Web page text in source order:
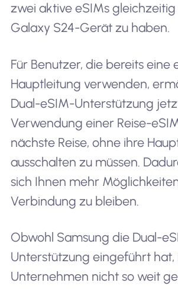
zwei aktive eSIMs
Galaxy S24-Gerät zu haben.
Für Benutzer, die bereits eine
Hauptleitung verwenden,
Dual-eSIM-Unterstützung
Verwendung einer Reise-
nächste Reise, ohne ihre
ausschalten zu müssen.
sich Ihnen mehr
Verbindung zu bleiben.
Obwohl Samsung die Dual-
Unterstützung eingeführt hat,
Unternehmen nicht so weit